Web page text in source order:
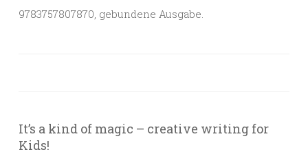
9783757807870, gebundene Ausgabe.
It’s a kind of magic – creative writing for
Kids!